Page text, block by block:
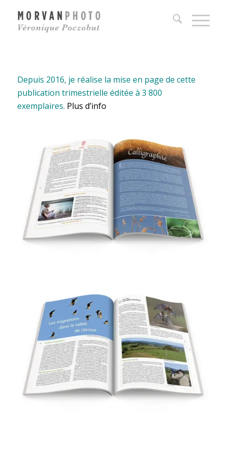
Depuis 2016, je réalise la mise en page de cette
publication trimestrielle éditée à 3 800
exemplaires. Plus d’info